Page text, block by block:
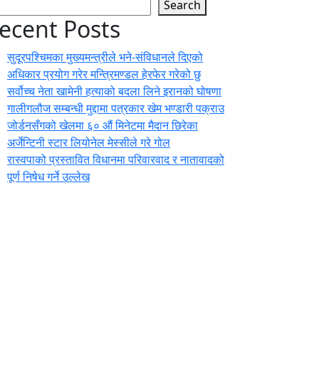
Search
Posts
सुदूरपश्चिमका मुख्यमन्त्रीले भने-संविधानले दिएको
अधिकार प्रयोग गरेर मन्त्रिमण्डल हेरफेर गरेको छु
सर्वोच्च नेता खामेनी हत्याको बदला लिने इरानको घोषणा
गालीगलौज सम्बन्धी मुद्दामा पत्रकार खेम भण्डारी पक्राउ
जोर्डनसँगको खेलमा ६० औं मिनेटमा मैदान छिरेका
अर्जेन्टिनी स्टार लियोनेल मेस्सीले गरे गोल
रास्वपाको प्रस्तावित विधानमा परिवारवाद र नातावादको
पूर्ण निषेध गर्ने उल्लेख